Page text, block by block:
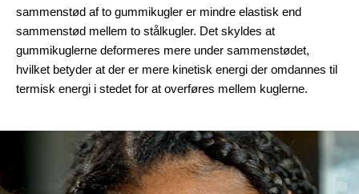
sammenstød af to gummikugler er mindre elastisk end
sammenstød mellem to stålkugler. Det skyldes at
gummikuglerne deformeres mere under sammenstødet,
hvilket betyder at der er mere kinetisk energi der omdannes til
termisk energi i stedet for at overføres mellem kuglerne.